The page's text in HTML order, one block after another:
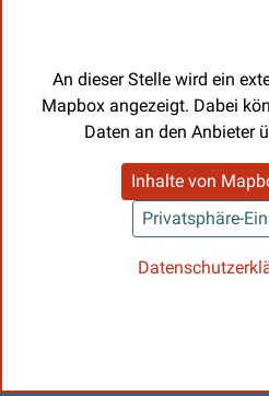
An dieser Stelle wird ein
Mapbox angezeigt. Dabei
Daten an den Anbieter
Inhalte von
Privatsphäre-